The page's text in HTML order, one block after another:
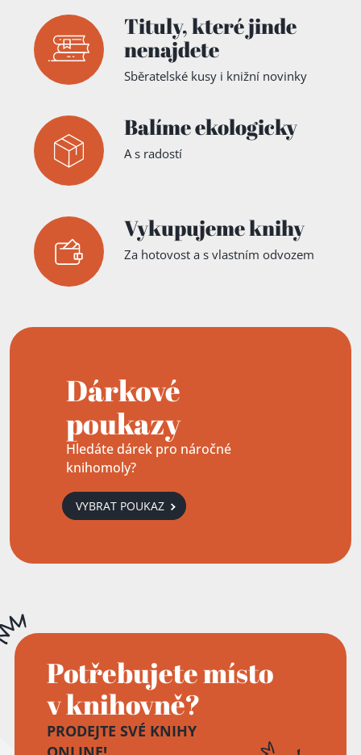
Tituly,které jinde
nenajdete
Sběratelské kusy i knižní novinky
Balíme ekologicky
A s radostí
Vykupujeme knihy
Za hotovost a s vlastním odvozem
Dárkové
poukazy
Hledáte dárek pro náročné
knihomoly?
VYBRAT POUKAZ
Potřebujete místo
v knihovně?
PRODEJTE SVÉ KNIHY